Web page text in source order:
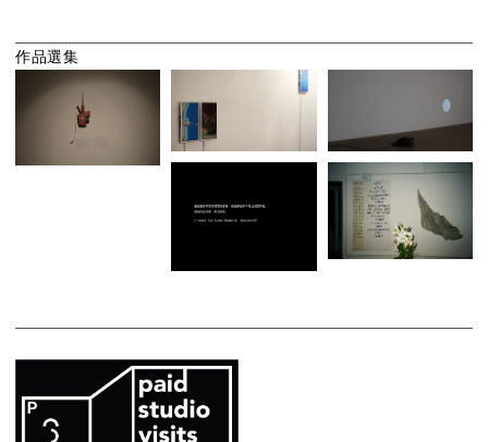
作品選集